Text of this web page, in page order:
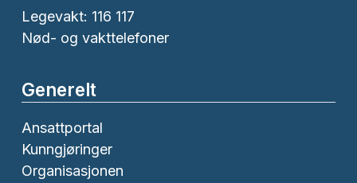
Legevakt: 116 117
Nød- og vakttelefoner
Generelt
Ansattportal
Kunngjøringer
Organisasjonen